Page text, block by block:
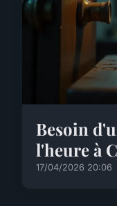
Besoin
l'heure à
17/04/2026 20:06